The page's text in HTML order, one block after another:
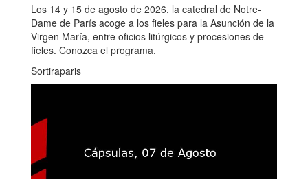
Los 14 y 15 de agosto de 2026, la catedral de Notre-
Dame de París acoge a los fieles para la Asunción de la
Virgen María, entre oficios litúrgicos y procesiones de
fieles. Conozca el programa.
Sortiraparis